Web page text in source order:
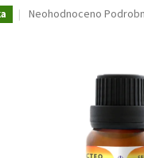
Průměrné
Neohodnoceno